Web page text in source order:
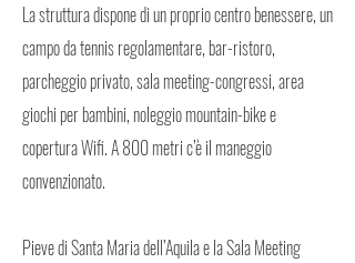
La struttura dispone di un proprio centro benessere, un
campo da tennis regolamentare, bar-ristoro,
parcheggio privato, sala meeting-congressi, area
giochi per bambini, noleggio mountain-bike e
copertura Wifi. A 800 metri c’è il maneggio
convenzionato.
Pieve di Santa Maria dell’Aquila e la Sala Meeting